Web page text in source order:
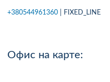
+380544961360 | FIXED_LINE
Офис на карте: